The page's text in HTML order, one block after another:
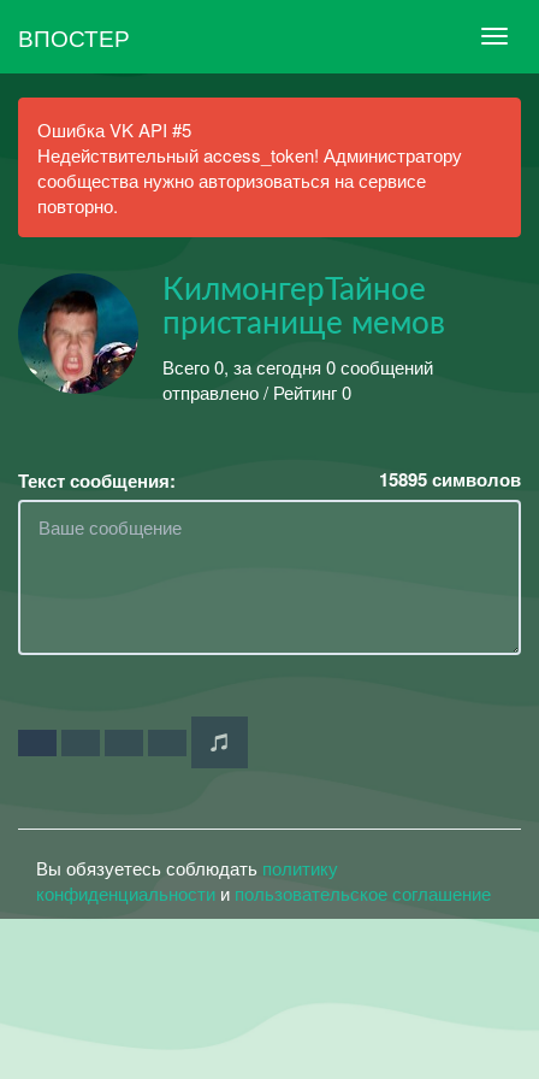
ВПОСТЕР
Ошибка VK API #5
Недействительный access_token! Администратору
сообщества нужно авторизоваться на сервисе
повторно.
КилмонгерТайное
пристанище мемов
Всего 0, за сегодня 0 сообщений
отправлено / Рейтинг 0
Текст сообщения: 15895символов
Вы обязуетесь соблюдать политику
конфиденциальности и пользовательское соглашение